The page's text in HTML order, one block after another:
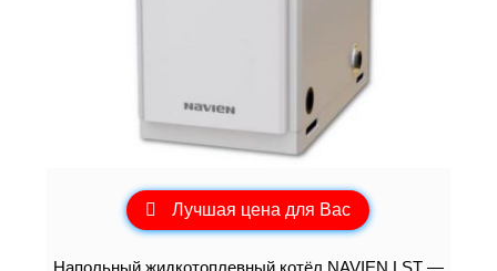
Лучшая цена для Вас
Напольный жидкотоплевный котёл NAVIEN LST —